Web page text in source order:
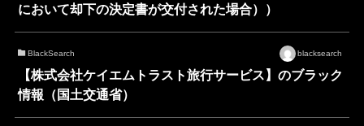
において却下の決定書が交付された場合））
BlackSearch blacksearch
【株式会社ケイエムトラスト旅行サービス】のブラック
情報（国土交通省）